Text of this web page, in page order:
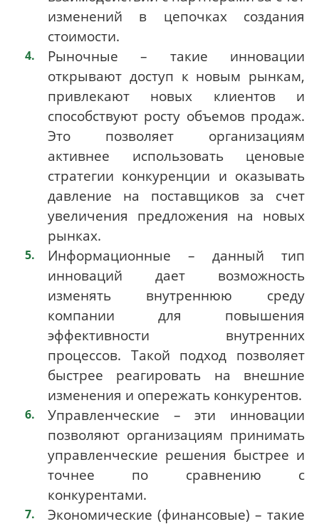
изменений в цепочках создания
стоимости.
Рыночные – такие инновации
открывают доступ к новым рынкам,
привлекают новых клиентов и
способствуют росту объемов продаж.
Это позволяет организациям
активнее использовать ценовые
стратегии конкуренции и оказывать
давление на поставщиков за счет
увеличения предложения на новых
рынках.
Информационные – данный тип
инноваций дает возможность
изменять внутреннюю среду
компании для повышения
эффективности внутренних
процессов. Такой подход позволяет
быстрее реагировать на внешние
изменения и опережать конкурентов.
Управленческие – эти инновации
позволяют организациям принимать
управленческие решения быстрее и
точнее по сравнению с
конкурентами.
Экономические (финансовые) – такие